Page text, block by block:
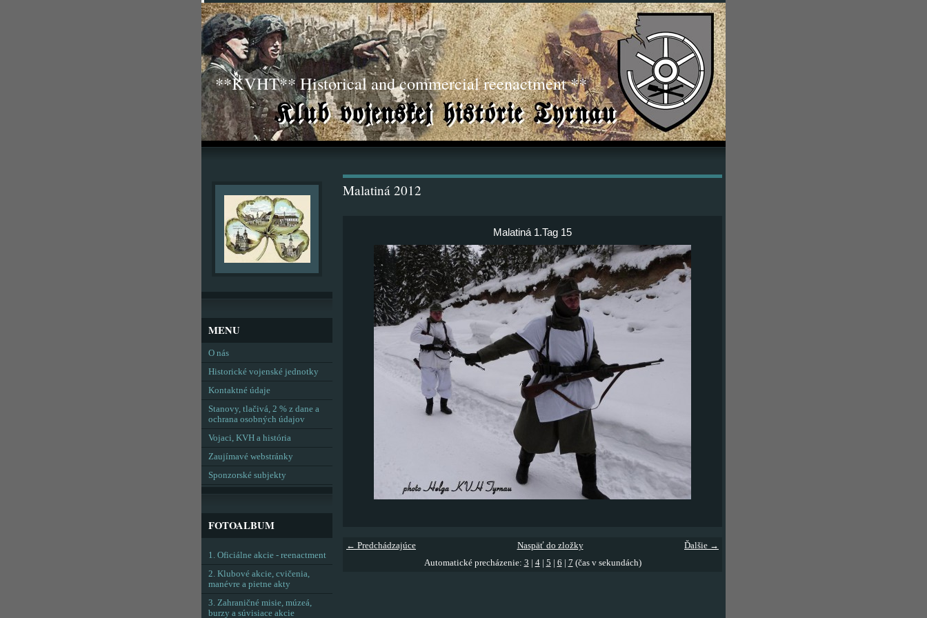
**KVHT** Historical and commercial reenactment **
Malatiná 2012
Malatiná 1.Tag 15
← Predchádzajúce Ďalšie →
Naspäť do zložky
Automatické precházenie: 3 4| 5 6 7 (čas v sekundách)
MENU
O nás
Historické vojenské jednotky
Kontaktné údaje
Stanovy, tlačivá, 2 % z dane a
ochrana osobných údajov
Vojaci, KVH a história
Zaujímavé webstránky
Sponzorské subjekty
FOTOALBUM
1. Oficiálne akcie - reenactment
2. Klubové akcie, cvičenia,
manévre a pietne akty
3. Zahraničné misie, múzeá,
burzy a súvisiace akcie